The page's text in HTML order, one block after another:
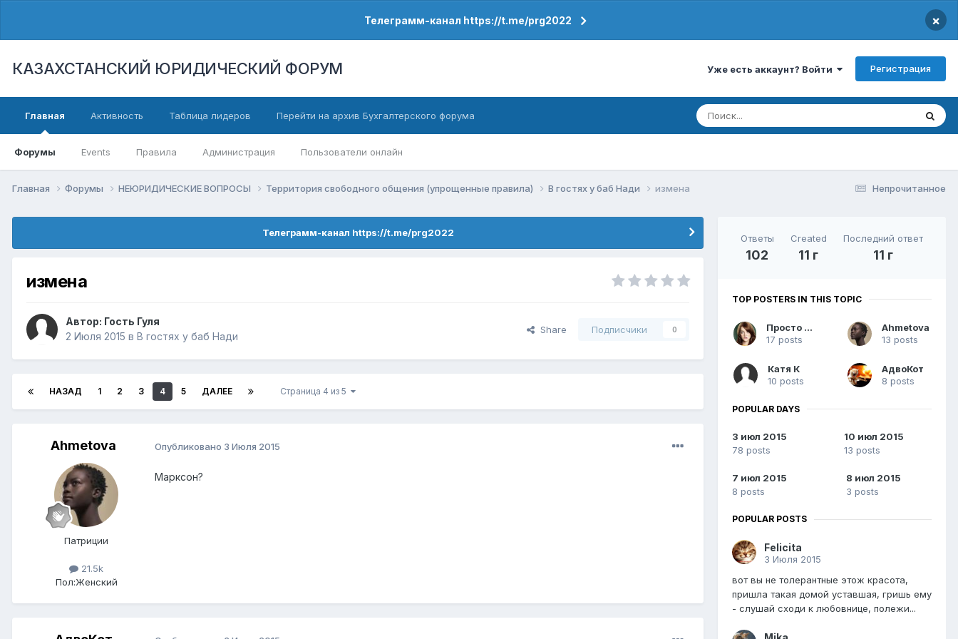
Телеграмм-канал https://t.me/prg2022 ×
КАЗАХСТАНСКИЙ ЮРИДИЧЕСКИЙ ФОРУМ Уже есть аккаунт? Войти Регистрация
Главная
Форумы Events Правила Администрация Пользователи онлайн
Активность Таблица лидеров Перейти на архив Бухгалтерского форума
Непрочитанное
Главная Форумы НЕЮРИДИЧЕСКИЕ ВОПРОСЫ Территория свободного общения (упрощенные правила) В гостях у баб Нади измена
Телеграмм-канал https://t.me/prg2022
измена
Автор: Гость Гуля
2 Июля 2015 в В гостях у баб Нади
Share Подписчики 0
НАЗАД 1 2 3 4 5 ДАЛЕЕ Страница 4 из 5
Ahmetova
Патриции
21.5k
Пол:Женский
Опубликовано 3 Июля 2015
Марксон?
Ответы
102
Created
11 г
Последний ответ
11 г
TOP POSTERS IN THIS TOPIC
Просто Пэт
17 posts
Ahmetova
13 posts
Катя К
10 posts
АдвоКот
8 posts
POPULAR DAYS
3 июл 2015
78 posts
10 июл 2015
13 posts
7 июл 2015
8 posts
8 июл 2015
3 posts
POPULAR POSTS
Felicita
3 Июля 2015
вот вы не толерантные этож красота,
пришла такая домой уставшая, гришь ему
- слушай сходи к любовнице, полежи...